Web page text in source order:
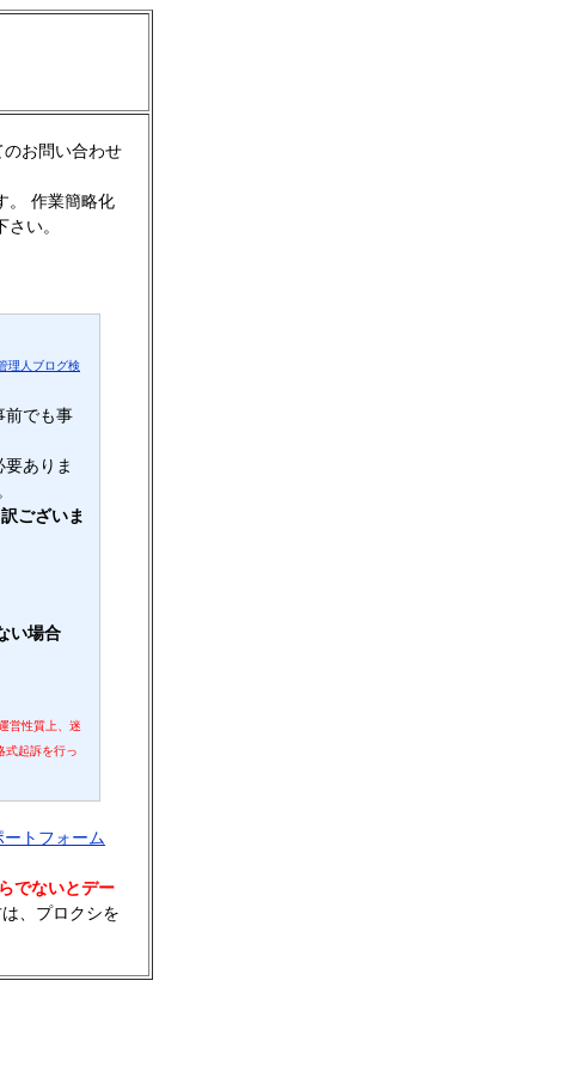
お問い合わせ
。 作業簡略化
い。
理人ブログ検
前でも事
ありま
ございま
い場合
営性質上、迷
式起訴を行っ
トフォーム
でないとデー
、プロクシを